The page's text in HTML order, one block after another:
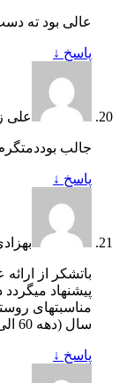
عالی بود ته
پاسخ ↓
علی
جالب
پاسخ ↓
باتشکر از
پیشنهاد
مناسبتهای
سال (دهه 60 الی 80) در این سامانه قرار گیرد
پاسخ ↓